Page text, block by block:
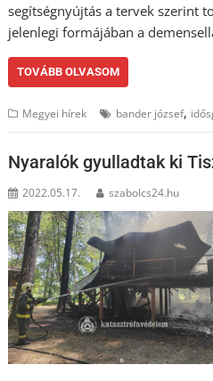
segítségnyújtás a tervek szerint
jelenlegi formájában a
TOVÁBB OLVASOM
Megyei hírek bander józsef,
Nyaralók gyulladtak ki
2022.05.17. szabolcs24.hu